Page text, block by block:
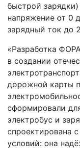
быстрой
напряжение от 0
зарядный ток до
«Разработка
в создании
дорожной карты
сформировали
электробус и
спроектирована
условий: она